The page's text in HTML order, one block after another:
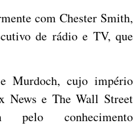
com Chester Smith,
de rádio e TV, que
Murdoch, cujo império
News e The Wall Street
conhecimento